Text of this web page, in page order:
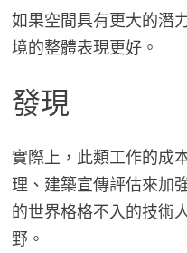
如果空間具有更大的潛
境的整體表現更好。
發現
實際上，此類工作的成
理、建築宣傳評估來加
的世界格格不入的技術
野。